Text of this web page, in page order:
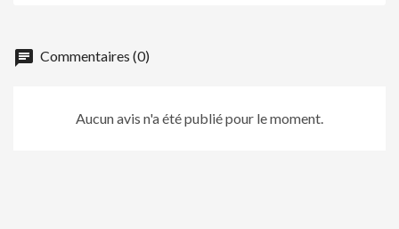
chat Commentaires (0)
Aucun avis n'a été publié pour le moment.